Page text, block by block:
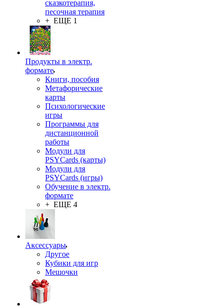
сказкотерапия,
песочная терапия
+ ЕЩЕ 1
Продукты в электр.
формате
Книги, пособия
Метафорические
карты
Психологические
игры
Программы для
дистанционной
работы
Модули для
PSYCards (карты)
Модули для
PSYCards (игры)
Обучение в электр.
формате
+ ЕЩЕ 4
Аксессуары
Другое
Кубики для игр
Мешочки